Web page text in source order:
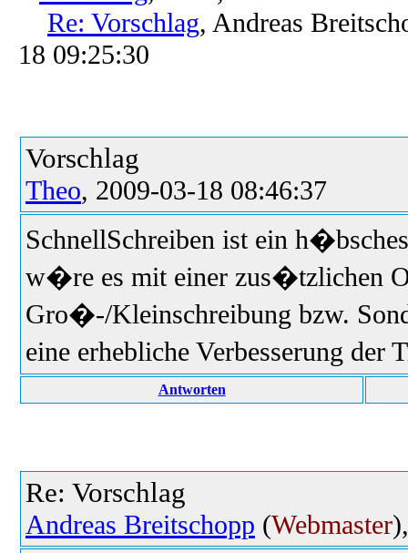
Re: Vorschlag, Andreas
18 09:25:30
Vorschlag
Theo, 2009-03-18 08:46:37
SchnellSchreiben ist ein
w�re es mit einer zus�tzlichen
Gro�-/Kleinschreibung bzw.
eine erhebliche Verbesserung
Antworten
Re: Vorschlag
Andreas Breitschopp (Webmaster